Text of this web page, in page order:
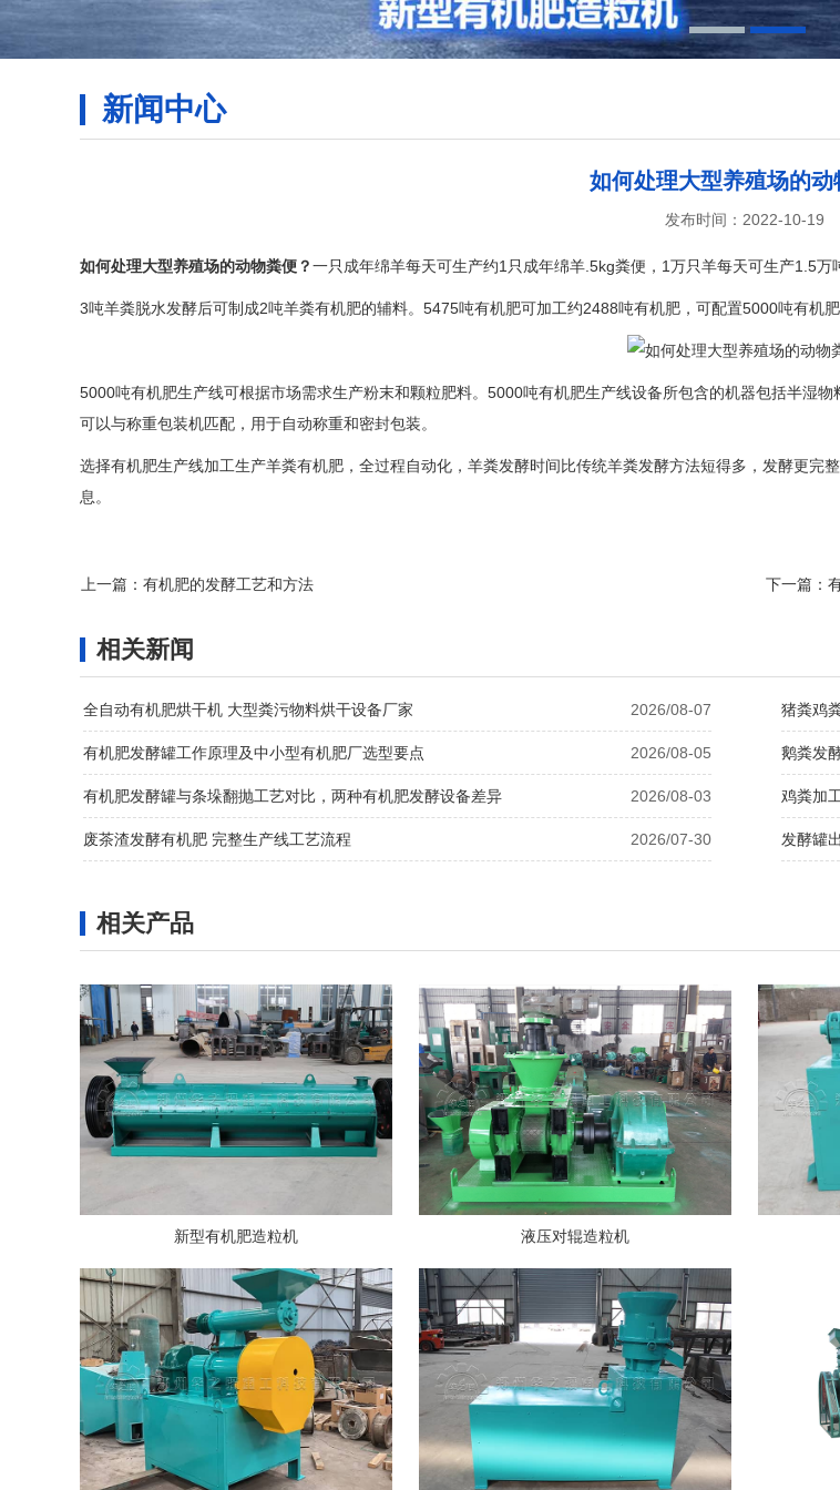
新闻中心
如何处理大型养殖场的动
发布时间：2022-10-19
如何处理大型养殖场的动物粪便？一只成年绵羊每天可生产约1只成年绵羊.5kg粪便，1万只羊每天可生产1.5
3吨羊粪脱水发酵后可制成2吨羊粪有机肥的辅料。5475吨有机肥可加工约2488吨有机肥，可配置5000吨有机
5000吨有机肥生产线可根据市场需求生产粉末和颗粒肥料。5000吨有机肥生产线设备所包含的机器包括半湿
可以与称重包装机匹配，用于自动称重和密封包装。
选择有机肥生产线加工生产羊粪有机肥，全过程自动化，羊粪发酵时间比传统羊粪发酵方法短得多，发酵更
息。
上一篇：有机肥的发酵工艺和方法 下一篇：
相关新闻
全自动有机肥烘干机 大型粪污物料烘干设备厂家 2026/08-07 猪粪鸡
有机肥发酵罐工作原理及中小型有机肥厂选型要点 2026/08-05 鹅粪发
有机肥发酵罐与条垛翻抛工艺对比，两种有机肥发酵设备差异 2026/08-03 鸡粪加
废茶渣发酵有机肥 完整生产线工艺流程 2026/07-30 发酵罐
相关产品
新型有机肥造粒机 液压对辊造粒机